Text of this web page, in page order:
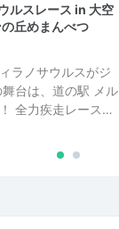
ルスレース in 大空
丘めまんべつ
ラノサウルスがジ
台は、道の駅 メル
全力疾走レース…